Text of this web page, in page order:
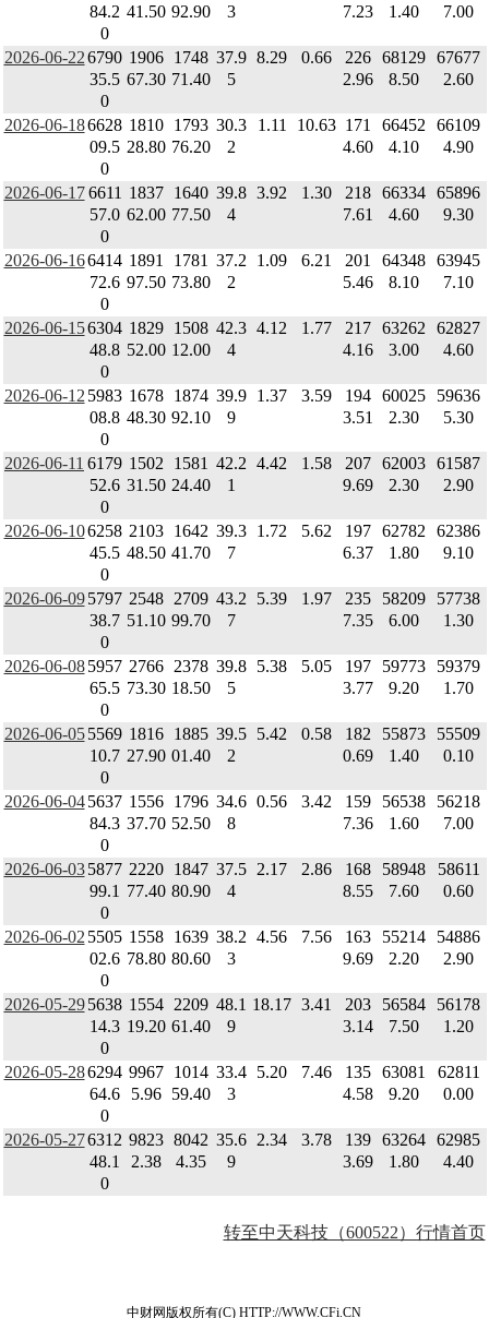
84.2
0
41.50 92.90
3
7.23
1.40
7.00
2026-06-226790
35.5
0
1906
67.30
1748
71.40
37.9
5
8.29 0.66
226
2.96
68129
8.50
67677
2.60
2026-06-186628
09.5
0
1810
28.80
1793
76.20
30.3
2
1.11 10.63 171
4.60
66452
4.10
66109
4.90
2026-06-17 6611
57.0
0
1837
62.00
1640
77.50
39.8
4
3.92 1.30
218
7.61
66334
4.60
65896
9.30
2026-06-166414
72.6
0
1891
97.50
1781
73.80
37.2
2
1.09 6.21
201
5.46
64348
8.10
63945
7.10
2026-06-156304
48.8
0
1829
52.00
1508
12.00
42.3
4
4.12 1.77
217
4.16
63262
3.00
62827
4.60
2026-06-12 5983
08.8
0
1678
48.30
1874
92.10
39.9
9
1.37 3.59
194
3.51
60025
2.30
59636
5.30
2026-06-11 6179
52.6
0
1502
31.50
1581
24.40
42.2
1
4.42 1.58
207
9.69
62003
2.30
61587
2.90
2026-06-106258
45.5
0
2103
48.50
1642
41.70
39.3
7
1.72 5.62
197
6.37
62782
1.80
62386
9.10
2026-06-09 5797
38.7
0
2548
51.10
2709
99.70
43.2
7
5.39 1.97
235
7.35
58209
6.00
57738
1.30
2026-06-08 5957
65.5
0
2766
73.30
2378
18.50
39.8
5
5.38 5.05
197
3.77
59773
9.20
59379
1.70
2026-06-05 5569
10.7
0
1816
27.90
1885
01.40
39.5
2
5.42 0.58
182
0.69
55873
1.40
55509
0.10
2026-06-04 5637
84.3
0
1556
37.70
1796
52.50
34.6
8
0.56 3.42
159
7.36
56538
1.60
56218
7.00
2026-06-03 5877
99.1
0
2220
77.40
1847
80.90
37.5
4
2.17 2.86
168
8.55
58948
7.60
58611
0.60
2026-06-02 5505
02.6
0
1558
78.80
1639
80.60
38.2
3
4.56 7.56
163
9.69
55214
2.20
54886
2.90
2026-05-29 5638
14.3
0
1554
19.20
2209
61.40
48.1
9
18.17 3.41
203
3.14
56584
7.50
56178
1.20
2026-05-286294
64.6
0
9967
5.96
1014
59.40
33.4
3
5.20 7.46
135
4.58
63081
9.20
62811
0.00
2026-05-276312
48.1
0
9823
2.38
8042
4.35
35.6
9
2.34 3.78
139
3.69
63264
1.80
62985
4.40
转至中天科技（600522）行情首页
中财网版权所有(C) HTTP://WWW.CFi.CN